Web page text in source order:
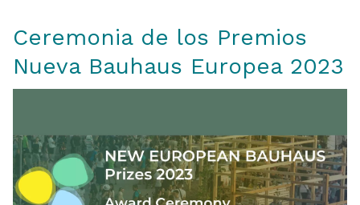
Ceremonia de los Premios
Nueva Bauhaus Europea 2023